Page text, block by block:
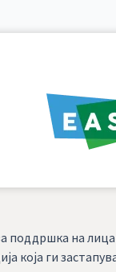
поддршка на
која ги